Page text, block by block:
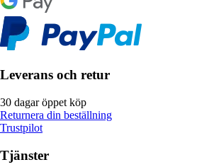
Leverans och retur
30 dagar öppet köp
Returnera din beställning
Trustpilot
Tjänster